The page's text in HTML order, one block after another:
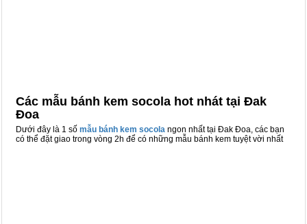
Các mẫu bánh kem socola hot nhát tại Đak
Đoa
Dưới đây là 1 số mẫu bánh kem socola ngon nhất tại Đak Đoa, các bạn
có thể đặt giao trong vòng 2h để có những mẫu bánh kem tuyệt vời nhất